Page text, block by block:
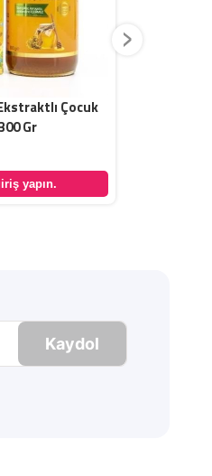
Çocuk
Gr
yapın.
›
Kaydol